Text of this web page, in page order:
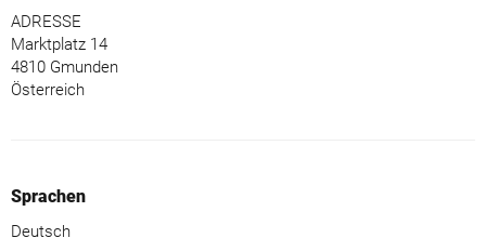
ADRESSE
Marktplatz 14
4810 Gmunden
Österreich
Sprachen
Deutsch